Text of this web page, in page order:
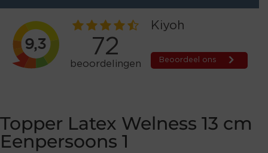
Topper Latex Welness 13 cm
Eenpersoons 1